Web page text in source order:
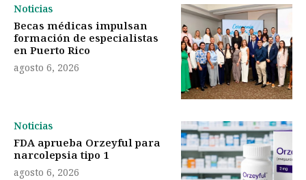
Noticias
Becas médicas impulsan
formación de especialistas
en Puerto Rico
agosto 6, 2026
Noticias
FDA aprueba Orzeyful para
narcolepsia tipo 1
agosto 6, 2026